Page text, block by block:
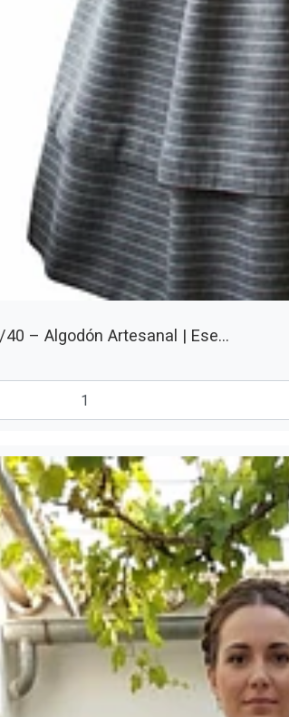
– Algodón Artesanal | Ese...